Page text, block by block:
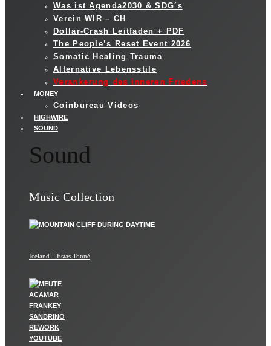
Was ist Agenda2030 & SDG´s
Verein WIR – CH
Dollar-Crash Leitfaden + PDF
The People’s Reset Event 2026
Somatic Healing Trauma
Alternative Lebensstile
Verankerung des inneren Friedens
MONEY
Coinbureau Videos
HIGHWIRE
SOUND
Sound
Music Collection
Iceland – Estás Tonné